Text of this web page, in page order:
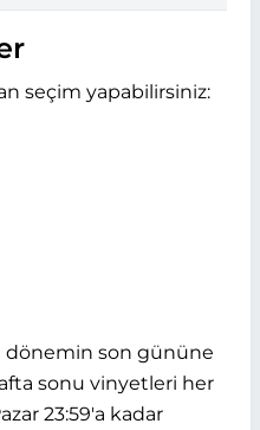
seçim yapabilirsiniz:
dönemin son gününe
sonu vinyetleri her
23:59'a kadar